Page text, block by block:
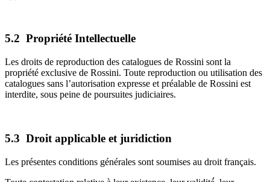
5.2 Propriété Intellectuelle
Les droits de reproduction des catalogues de Rossini sont la
propriété exclusive de Rossini. Toute reproduction ou utilisation des
catalogues sans l’autorisation expresse et préalable de Rossini est
interdite, sous peine de poursuites judiciaires.
5.3 Droit applicable et juridiction
Les présentes conditions générales sont soumises au droit français.